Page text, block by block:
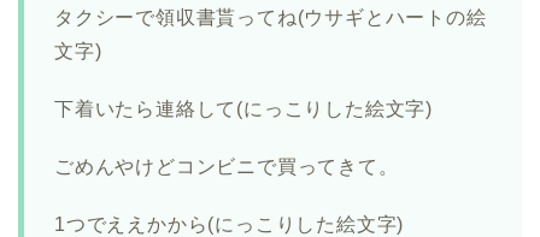
タクシーで領収書貰ってね(ウサギとハートの絵
文字)
下着いたら連絡して(にっこりした絵文字)
ごめんやけどコンビニで買ってきて。
1つでええかから(にっこりした絵文字)